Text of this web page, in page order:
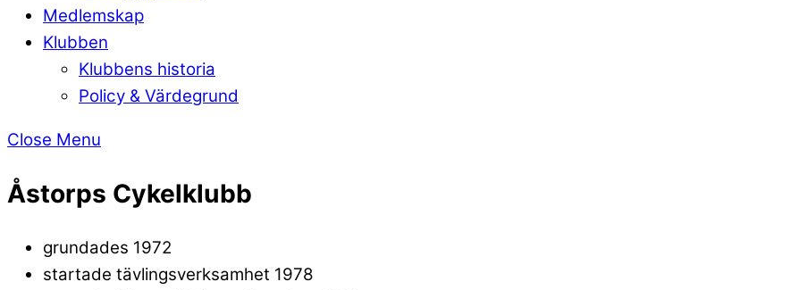
Medlemskap
Klubben
Klubbens historia
Policy & Värdegrund
Close Menu
Åstorps Cykelklubb
grundades 1972
startade tävlingsverksamhet 1978